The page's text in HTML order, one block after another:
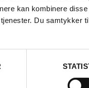
kan kombinere
Du